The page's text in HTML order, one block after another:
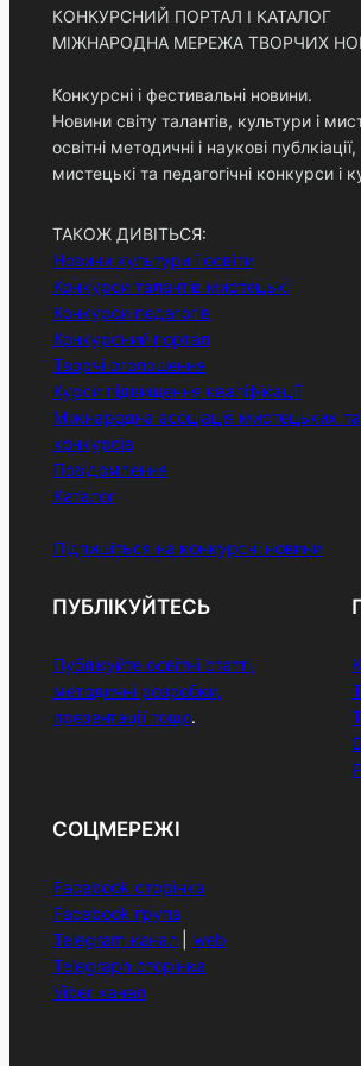
КОНКУРСНИЙ ПОРТАЛ І КАТАЛОГ
МІЖНАРОДНА МЕРЕЖА ТВОРЧИХ
Конкурсні і фестивальні новини.
Новини світу талантів, культури і
освітні методичні і наукові публкіації,
мистецькі та педагогічні конкурси і
ТАКОЖ ДИВІТЬСЯ:
Новини культури і освіти
Конкурси талантів мистецькі
Конкурси педагогів
Конкурсний портал
Творчі оголошення
Курси підвищення кваліфікації
Міжнародна асоціація мистецьких та
конкурсів
Повідомлення
Каталог
Підпишіться на конкурсні новини
ПУБЛІКУЙТЕСЬ
Публікуйте освітні статті,
методичні розробки,
презентації тощо.
СОЦМЕРЕЖІ
Facebook сторінка
Facebook група
Telegram канал| web
Telegraph сторінка
Viber канал